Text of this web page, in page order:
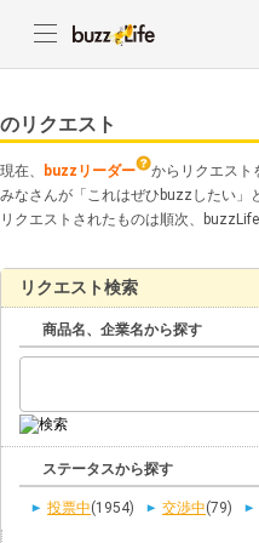
のリクエスト
現在、 buzzリーダー
からリクエスト
みなさんが「これはぜひbuzzしたい」
リクエストされたものは順次、
リクエスト検索
商品名、企業名から探す
ステータスから探す
投票中(1954) 交渉中(79)